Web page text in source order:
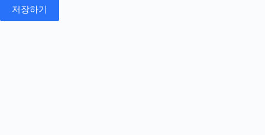
저장하기